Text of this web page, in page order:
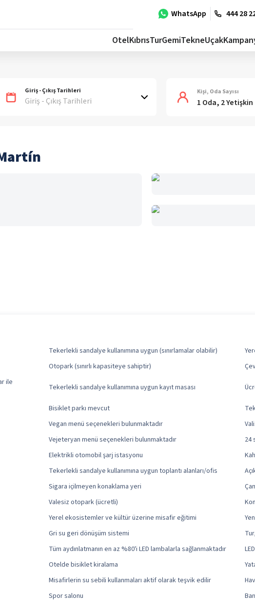
WhatsApp 444 28
OtelKıbrısTurGemiTekneUçak
Giriş - Çıkış Tarihleri
Giriş - Çıkış Tarihleri
Kişi, Oda Sayısı
1 Oda, 2 Yetişkin
Tekerlekli sandalye kullanımına uygun (sınırlamalar olabilir)
Otopark (sınırlı kapasiteye sahiptir)
ile
Tekerlekli sandalye kullanımına uygun kayıt masası
Bisiklet parkı mevcut
Vegan menü seçenekleri bulunmaktadır
Vejeteryan menü seçenekleri bulunmaktadır
24
Elektrikli otomobil şarj istasyonu
Tekerlekli sandalye kullanımına uygun toplantı alanları/ofis
Sigara içilmeyen konaklama yeri
Valesiz otopark (ücretli)
Yerel ekosistemler ve kültür üzerine misafir eğitimi
Gri su geri dönüşüm sistemi
Tüm aydınlatmanın en az %80'i LED lambalarla sağlanmaktadır
Otelde bisiklet kiralama
Misafirlerin su sebili kullanmaları aktif olarak teşvik edilir
Spor salonu